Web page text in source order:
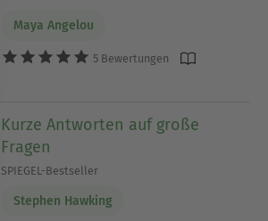
Maya Angelou
5 Bewertungen
Kurze Antworten auf große
Fragen
SPIEGEL-Bestseller
Stephen Hawking